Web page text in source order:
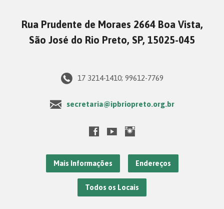
Rua Prudente de Moraes 2664 Boa Vista,
São José do Rio Preto, SP, 15025-045
17 3214-1410; 99612-7769
secretaria@ipbriopreto.org.br
Mais Informações Endereços
Todos os Locais